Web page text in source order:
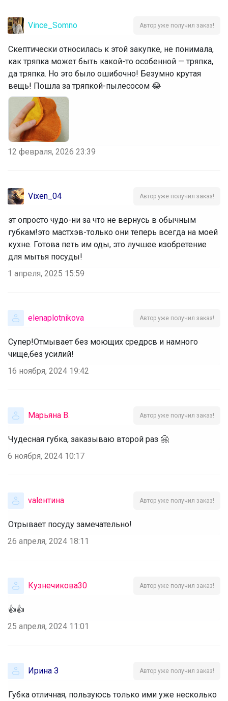
Vince_Somno Автор уже получил заказ!
Скептически относилась к этой закупке, не понимала,
как тряпка может быть какой-то особенной — тряпка,
да тряпка. Но это было ошибочно! Безумно крутая
вещь! Пошла за тряпкой-пылесосом 😂
12 февраля, 2026 23:39
Vixen_04 Автор уже получил заказ!
эт опросто чудо-ни за что не вернусь в обычным
губкам!это мастхэв-только они теперь всегда на моей
кухне. Готова петь им оды, это лучшее изобретение
для мытья посуды!
1 апреля, 2025 15:59
elenaplotnikova Автор уже получил заказ!
Супер!Отмывает без моющих средрсв и намного
чище,без усилий!
16 ноября, 2024 19:42
Марьяна В. Автор уже получил заказ!
Чудесная губка, заказываю второй раз 🤗
6 ноября, 2024 10:17
valентина Автор уже получил заказ!
Отрывает посуду замечательно!
26 апреля, 2024 18:11
Кузнечикова30 Автор уже получил заказ!
👍👍
25 апреля, 2024 11:01
Ирина З Автор уже получил заказ!
Губка отличная, пользуюсь только ими уже несколько